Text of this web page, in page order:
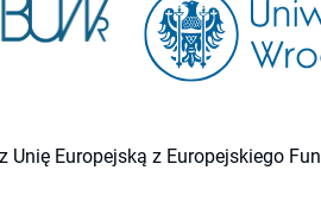
Europejską z Europejskiego